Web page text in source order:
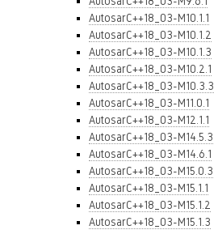
AutosarC++18_03-M10.1.1
AutosarC++18_03-M10.1.2
AutosarC++18_03-M10.1.3
AutosarC++18_03-M10.2.1
AutosarC++18_03-M10.3.3
AutosarC++18_03-M11.0.1
AutosarC++18_03-M12.1.1
AutosarC++18_03-M14.5.3
AutosarC++18_03-M14.6.1
AutosarC++18_03-M15.0.3
AutosarC++18_03-M15.1.1
AutosarC++18_03-M15.1.2
AutosarC++18_03-M15.1.3